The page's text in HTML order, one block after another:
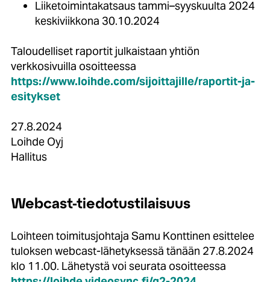
Liiketoimintakatsaus tammi–syyskuulta 2024
keskiviikkona 30.10.2024
Taloudelliset raportit julkaistaan yhtiön
verkkosivuilla osoitteessa
https://www.loihde.com/sijoittajille/raportit-ja-
esitykset
27.8.2024
Loihde Oyj
Hallitus
Webcast-tiedotustilaisuus
Loihteen toimitusjohtaja Samu Konttinen esittelee
tuloksen webcast-lähetyksessä tänään 27.8.2024
klo 11.00. Lähetystä voi seurata osoitteessa